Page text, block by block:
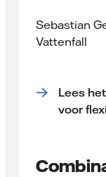
Sebastian
Vattenfall
Lees
voor